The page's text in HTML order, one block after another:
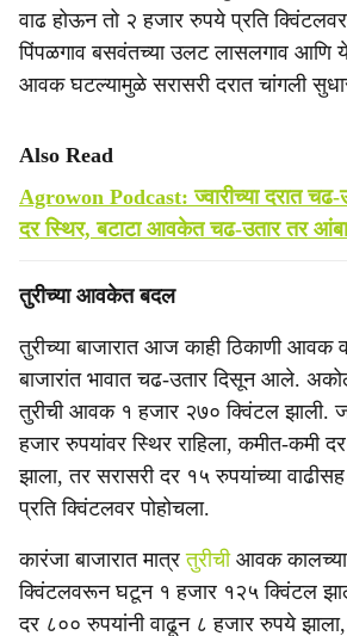
वाढ होऊन तो २ हजार रुपये प्रति
पिंपळगाव बसवंतच्या उलट लासलगाव आणि
आवक घटल्यामुळे सरासरी दरात चांगली
Also Read
Agrowon Podcast: ज्वारीच्या दरात
दर स्थिर, बटाटा आवकेत चढ-उतार तर
तुरीच्या आवकेत बदल
तुरीच्या बाजारात आज काही ठिकाणी आवक
बाजारांत भावात चढ-उतार दिसून आले.
तुरीची आवक १ हजार २७० क्विंटल झाली.
हजार रुपयांवर स्थिर राहिला, कमीत-कमी
झाला, तर सरासरी दर १५ रुपयांच्या
प्रति क्विंटलवर पोहोचला.
कारंजा बाजारात मात्रतुरीची आवक
क्विंटलवरून घटून १ हजार १२५ क्विंटल
दर ८०० रुपयांनी वाढून ८ हजार रुपये